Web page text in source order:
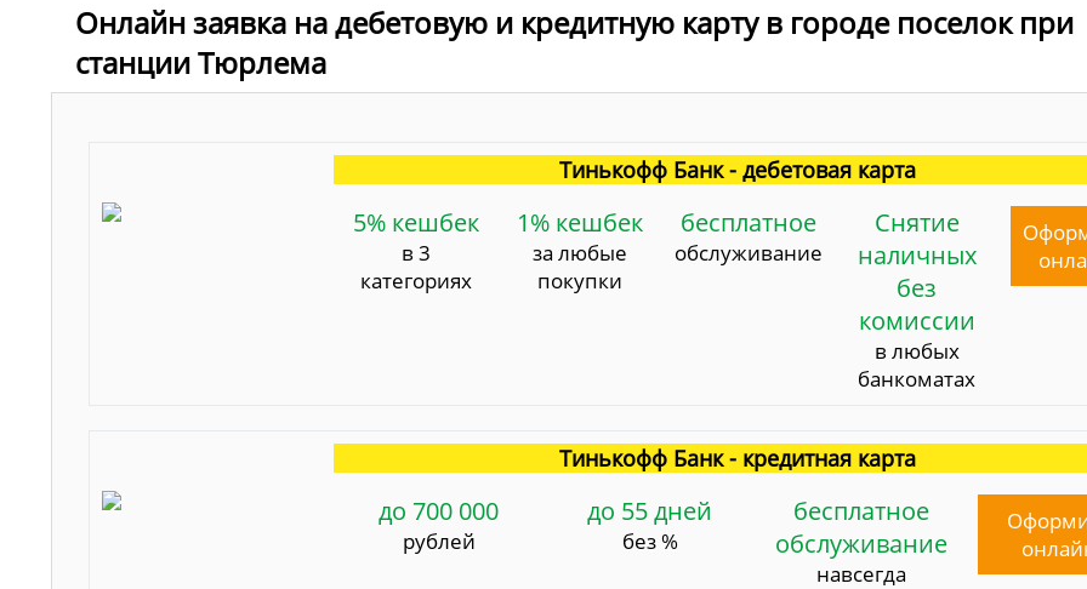
Онлайн заявка на дебетовую и кредитную карту в городе поселок при
станции Тюрлема
Тинькофф Банк - дебетовая карта
5% кешбек
в 3
категориях
1% кешбек
за любые
покупки
бесплатное
обслуживание
Снятие
наличных
без
комиссии
в любых
банкоматах
Тинькофф Банк - кредитная карта
до 700 000
рублей
до 55 дней
без %
бесплатное
обслуживание
навсегда